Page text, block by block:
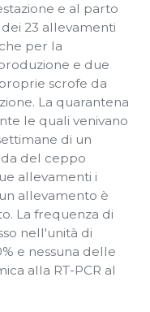
e al parto
dei 23 allevamenti
per la
e due
scrofe da
La quarantena
le quali venivano
di un
del ceppo
allevamenti i
allevamento è
La frequenza di
nell'unità di
e nessuna delle
alla RT-PCR al